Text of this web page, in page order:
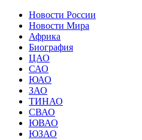
Новости России
Новости Мира
Африка
Биография
ЦАО
САО
ЮАО
ЗАО
ТИНАО
СВАО
ЮВАО
ЮЗАО